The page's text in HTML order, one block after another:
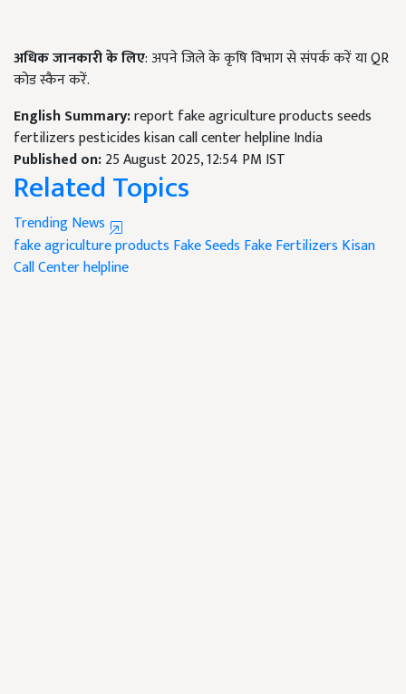
अधिक जानकारी के लिए: अपने जिले के कृषि विभाग से संपर्क करें या QR
कोड स्कैन करें.
English Summary:report fake agriculture products seeds
fertilizers pesticides kisan call center helpline India
Published on:25 August 2025, 12:54 PM IST
Related Topics
Trending News
fake agriculture products Fake Seeds Fake Fertilizers Kisan
Call Center helpline